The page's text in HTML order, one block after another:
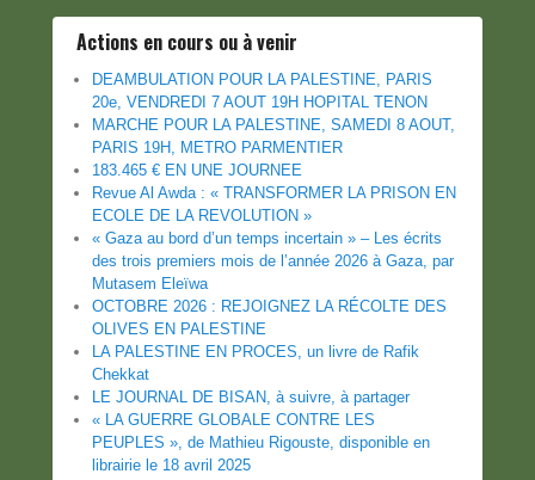
Actions en cours ou à venir
DEAMBULATION POUR LA PALESTINE, PARIS
20e, VENDREDI 7 AOUT 19H HOPITAL TENON
MARCHE POUR LA PALESTINE, SAMEDI 8 AOUT,
PARIS 19H, METRO PARMENTIER
183.465 € EN UNE JOURNEE
Revue Al Awda : « TRANSFORMER LA PRISON EN
ECOLE DE LA REVOLUTION »
« Gaza au bord d’un temps incertain » – Les écrits
des trois premiers mois de l’année 2026 à Gaza, par
Mutasem Eleïwa
OCTOBRE 2026 : REJOIGNEZ LA RÉCOLTE DES
OLIVES EN PALESTINE
LA PALESTINE EN PROCES, un livre de Rafik
Chekkat
LE JOURNAL DE BISAN, à suivre, à partager
« LA GUERRE GLOBALE CONTRE LES
PEUPLES », de Mathieu Rigouste, disponible en
librairie le 18 avril 2025